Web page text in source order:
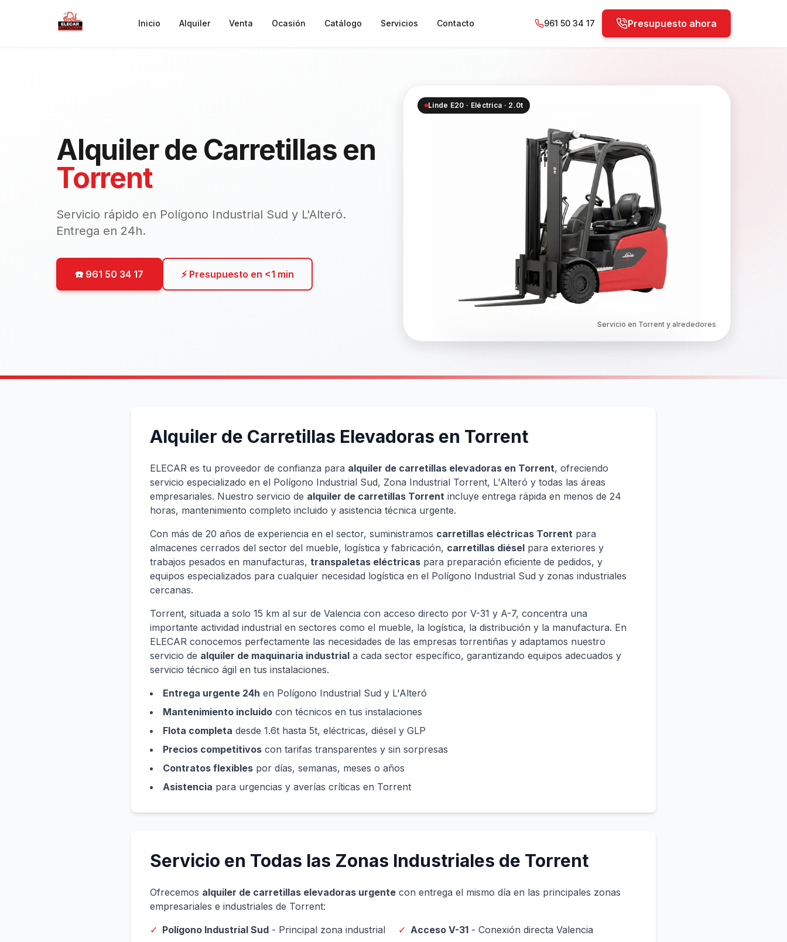
Inicio Alquiler Venta Ocasión Catálogo Servicios Contacto 961 50 34 17 Presupuesto ahora
Alquiler de Carretillas en
Torrent
Servicio rápido en Polígono Industrial Sud y L'Alteró.
Entrega en 24h.
☎️ 961 50 34 17 ⚡ Presupuesto en <1 min
Linde E20 · Eléctrica · 2.0t
Servicio en Torrent y alrededores
Alquiler de Carretillas Elevadoras en Torrent
ELECAR es tu proveedor de confianza para alquiler de carretillas elevadoras en Torrent, ofreciendo
servicio especializado en el Polígono Industrial Sud, Zona Industrial Torrent, L'Alteró y todas las áreas
empresariales. Nuestro servicio de alquiler de carretillas Torrent incluye entrega rápida en menos de 24
horas, mantenimiento completo incluido y asistencia técnica urgente.
Con más de 20 años de experiencia en el sector, suministramos carretillas eléctricas Torrent para
almacenes cerrados del sector del mueble, logística y fabricación, carretillas diésel para exteriores y
trabajos pesados en manufacturas, transpaletas eléctricas para preparación eficiente de pedidos, y
equipos especializados para cualquier necesidad logística en el Polígono Industrial Sud y zonas industriales
cercanas.
Torrent, situada a solo 15 km al sur de Valencia con acceso directo por V-31 y A-7, concentra una
importante actividad industrial en sectores como el mueble, la logística, la distribución y la manufactura. En
ELECAR conocemos perfectamente las necesidades de las empresas torrentiñas y adaptamos nuestro
servicio de alquiler de maquinaria industrial a cada sector específico, garantizando equipos adecuados y
servicio técnico ágil en tus instalaciones.
Entrega urgente 24h en Polígono Industrial Sud y L'Alteró
Mantenimiento incluido con técnicos en tus instalaciones
Flota completa desde 1.6t hasta 5t, eléctricas, diésel y GLP
Precios competitivos con tarifas transparentes y sin sorpresas
Contratos flexibles por días, semanas, meses o años
Asistencia para urgencias y averías críticas en Torrent
Servicio en Todas las Zonas Industriales de Torrent
Ofrecemos alquiler de carretillas elevadoras urgente con entrega el mismo día en las principales zonas
empresariales e industriales de Torrent:
✓ Polígono Industrial Sud - Principal zona industrial
✓ Acceso V-31 - Conexión directa Valencia